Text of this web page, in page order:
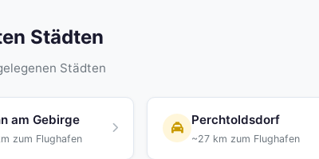
Städten
Städten
am Gebirge
zum Flughafen
Perchtoldsdorf
~27 km zum Flughafen